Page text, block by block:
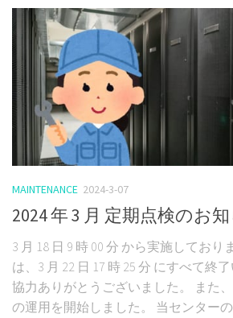
MAINTENANCE 2024-3-07
2024 年 3 月 定期点検のお
3 月 18 日 9 時 00 分 から実施してお
は、3 月 22 日 17 時 25 分 にすべて終
協力ありがとうございました。 また
の運用を開始しました。 当センター